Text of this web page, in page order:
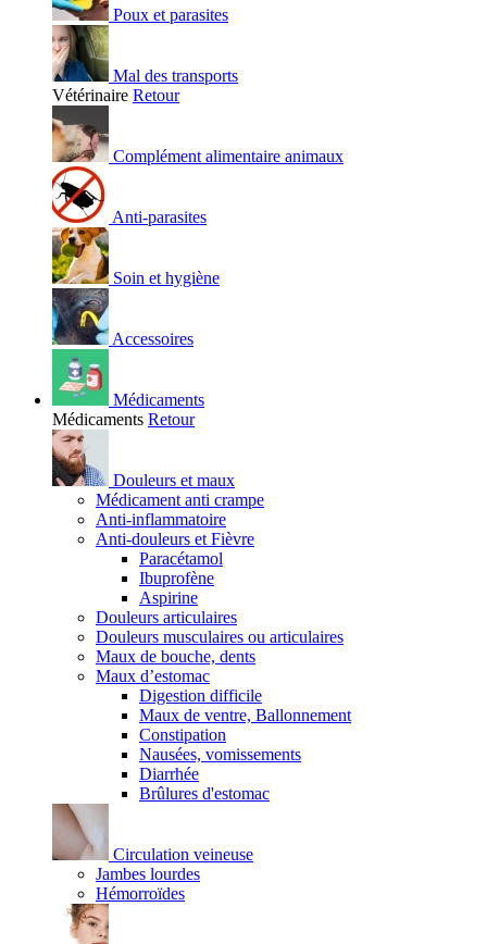
Poux et parasites
Mal des transports
Vétérinaire Retour
Complément alimentaire animaux
Anti-parasites
Soin et hygiène
Accessoires
Médicaments
Médicaments Retour
Douleurs et maux
Médicament anti crampe
Anti-inflammatoire
Anti-douleurs et Fièvre
Paracétamol
Ibuprofène
Aspirine
Douleurs articulaires
Douleurs musculaires ou articulaires
Maux de bouche, dents
Maux d’estomac
Digestion difficile
Maux de ventre, Ballonnement
Constipation
Nausées, vomissements
Diarrhée
Brûlures d'estomac
Circulation veineuse
Jambes lourdes
Hémorroïdes